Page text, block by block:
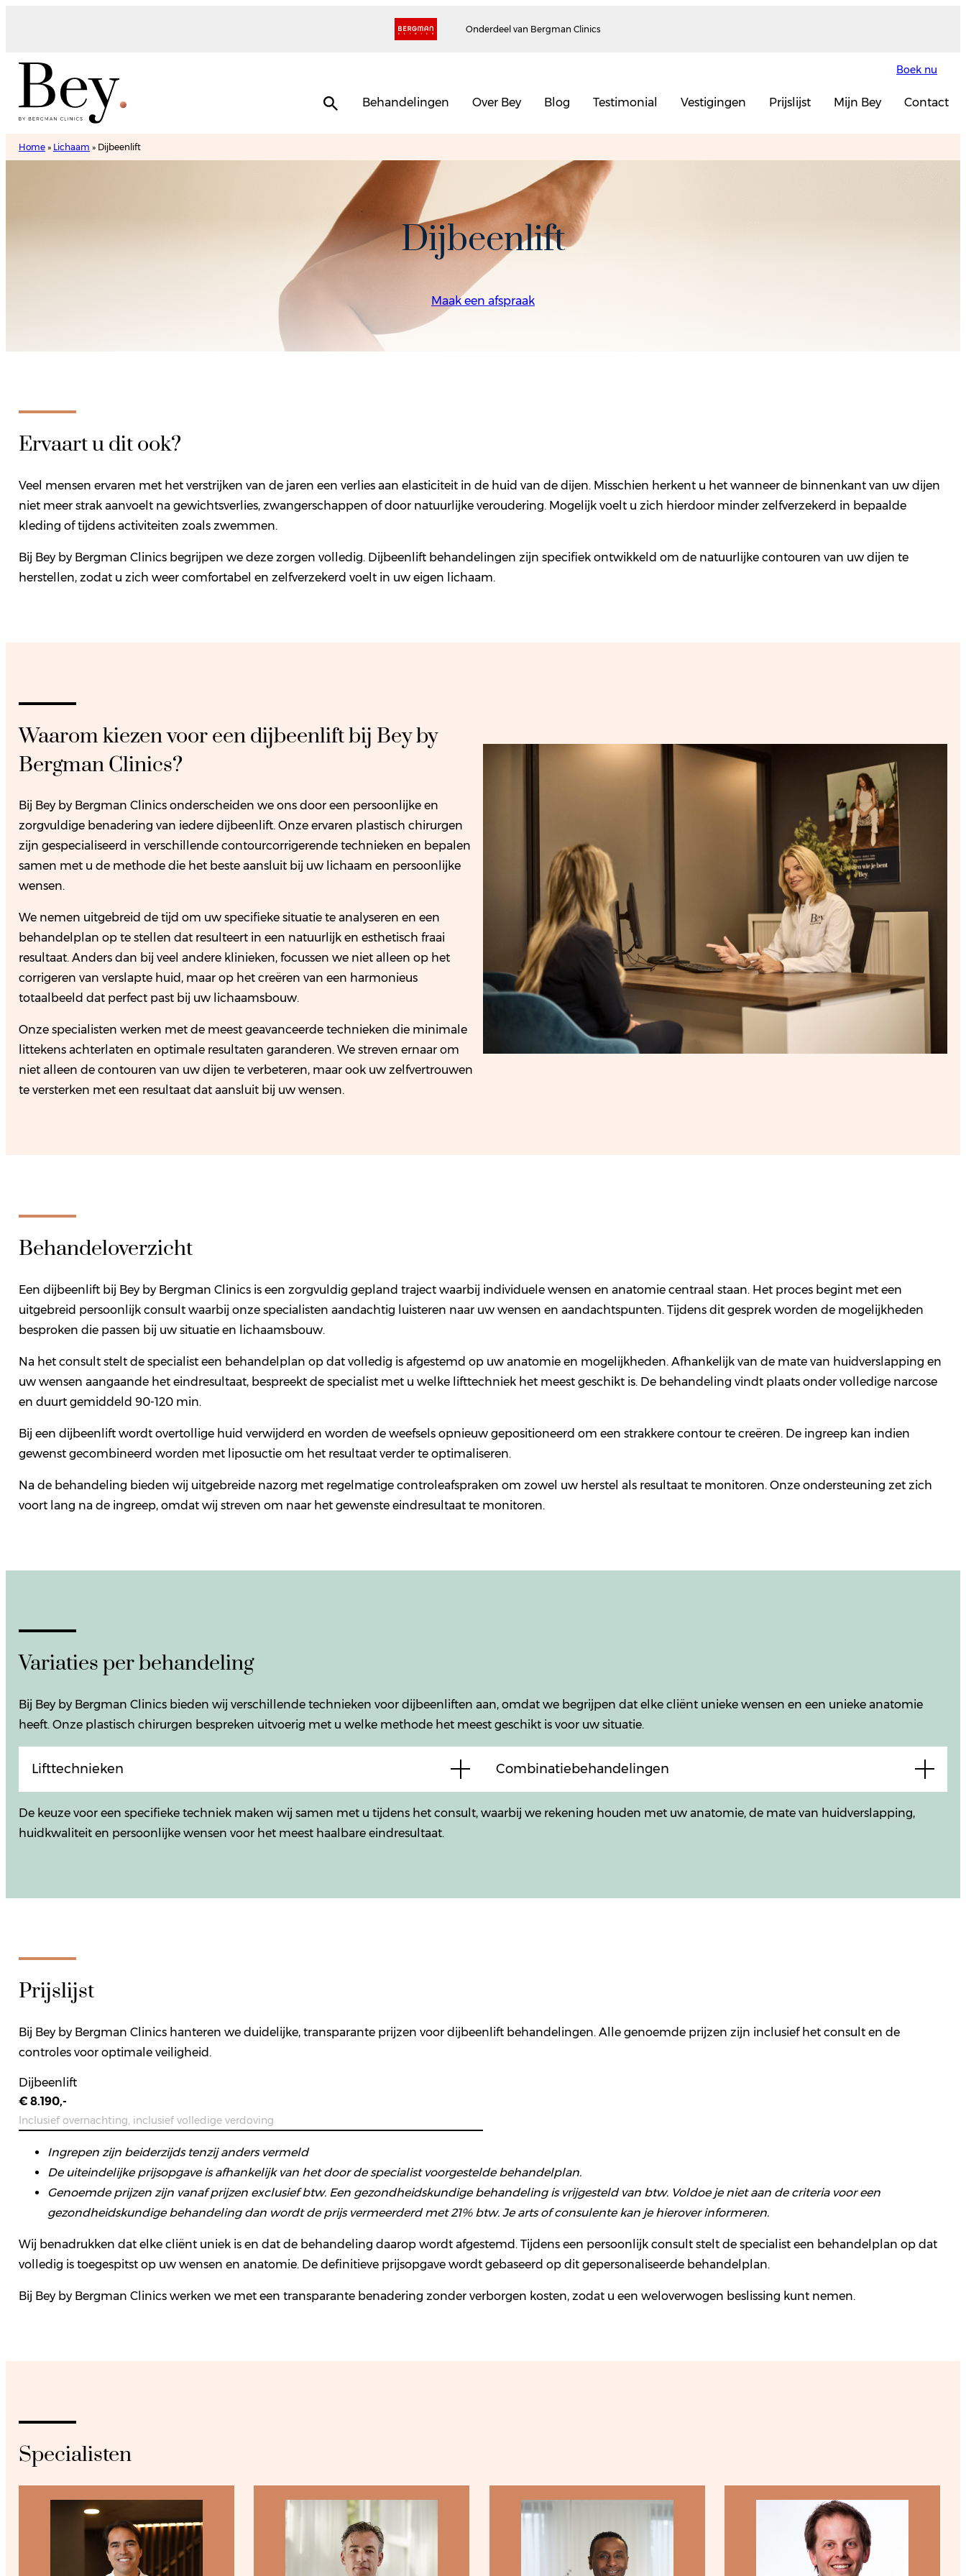
Onderdeel van Bergman Clinics
Boek nu
Behandelingen Over Bey Blog Testimonial Vestigingen Prijslijst Mijn Bey Contact
Home» Lichaam » Dijbeenlift
Dijbeenlift
Maak een afspraak
Ervaart u dit ook?
Veel mensen ervaren met het verstrijken van de jaren een verlies aan elasticiteit in de huid van de dijen. Misschien herkent u het wanneer de binnenkant van uw dijen
niet meer strak aanvoelt na gewichtsverlies, zwangerschappen of door natuurlijke veroudering. Mogelijk voelt u zich hierdoor minder zelfverzekerd in bepaalde
kleding of tijdens activiteiten zoals zwemmen.
Bij Bey by Bergman Clinics begrijpen we deze zorgen volledig. Dijbeenlift behandelingen zijn specifiek ontwikkeld om de natuurlijke contouren van uw dijen te
herstellen, zodat u zich weer comfortabel en zelfverzekerd voelt in uw eigen lichaam.
Waarom kiezen voor een dijbeenlift bij Bey by
Bergman Clinics?
Bij Bey by Bergman Clinics onderscheiden we ons door een persoonlijke en
zorgvuldige benadering van iedere dijbeenlift. Onze ervaren plastisch chirurgen
zijn gespecialiseerd in verschillende contourcorrigerende technieken en bepalen
samen met u de methode die het beste aansluit bij uw lichaam en persoonlijke
wensen.
We nemen uitgebreid de tijd om uw specifieke situatie te analyseren en een
behandelplan op te stellen dat resulteert in een natuurlijk en esthetisch fraai
resultaat. Anders dan bij veel andere klinieken, focussen we niet alleen op het
corrigeren van verslapte huid, maar op het creëren van een harmonieus
totaalbeeld dat perfect past bij uw lichaamsbouw.
Onze specialisten werken met de meest geavanceerde technieken die minimale
littekens achterlaten en optimale resultaten garanderen. We streven ernaar om
niet alleen de contouren van uw dijen te verbeteren, maar ook uw zelfvertrouwen
te versterken met een resultaat dat aansluit bij uw wensen.
Behandeloverzicht
Een dijbeenlift bij Bey by Bergman Clinics is een zorgvuldig gepland traject waarbij individuele wensen en anatomie centraal staan. Het proces begint met een
uitgebreid persoonlijk consult waarbij onze specialisten aandachtig luisteren naar uw wensen en aandachtspunten. Tijdens dit gesprek worden de mogelijkheden
besproken die passen bij uw situatie en lichaamsbouw.
Na het consult stelt de specialist een behandelplan op dat volledig is afgestemd op uw anatomie en mogelijkheden. Afhankelijk van de mate van huidverslapping en
uw wensen aangaande het eindresultaat, bespreekt de specialist met u welke lifttechniek het meest geschikt is. De behandeling vindt plaats onder volledige narcose
en duurt gemiddeld 90-120 min.
Bij een dijbeenlift wordt overtollige huid verwijderd en worden de weefsels opnieuw gepositioneerd om een strakkere contour te creëren. De ingreep kan indien
gewenst gecombineerd worden met liposuctie om het resultaat verder te optimaliseren.
Na de behandeling bieden wij uitgebreide nazorg met regelmatige controleafspraken om zowel uw herstel als resultaat te monitoren. Onze ondersteuning zet zich
voort lang na de ingreep, omdat wij streven om naar het gewenste eindresultaat te monitoren.
Variaties per behandeling
Bij Bey by Bergman Clinics bieden wij verschillende technieken voor dijbeenliften aan, omdat we begrijpen dat elke cliënt unieke wensen en een unieke anatomie
heeft. Onze plastisch chirurgen bespreken uitvoerig met u welke methode het meest geschikt is voor uw situatie.
Lifttechnieken Combinatiebehandelingen
De keuze voor een specifieke techniek maken wij samen met u tijdens het consult, waarbij we rekening houden met uw anatomie, de mate van huidverslapping,
huidkwaliteit en persoonlijke wensen voor het meest haalbare eindresultaat.
Prijslijst
Bij Bey by Bergman Clinics hanteren we duidelijke, transparante prijzen voor dijbeenlift behandelingen. Alle genoemde prijzen zijn inclusief het consult en de
controles voor optimale veiligheid.
Dijbeenlift
€ 8.190,-
Inclusief overnachting, inclusief volledige verdoving
Ingrepen zijn beiderzijds tenzij anders vermeld
De uiteindelijke prijsopgave is afhankelijk van het door de specialist voorgestelde behandelplan.
Genoemde prijzen zijn vanaf prijzen exclusief btw. Een gezondheidskundige behandeling is vrijgesteld van btw. Voldoe je niet aan de criteria voor een
gezondheidskundige behandeling dan wordt de prijs vermeerderd met 21% btw. Je arts of consulente kan je hierover informeren.
Wij benadrukken dat elke cliënt uniek is en dat de behandeling daarop wordt afgestemd. Tijdens een persoonlijk consult stelt de specialist een behandelplan op dat
volledig is toegespitst op uw wensen en anatomie. De definitieve prijsopgave wordt gebaseerd op dit gepersonaliseerde behandelplan.
Bij Bey by Bergman Clinics werken we met een transparante benadering zonder verborgen kosten, zodat u een weloverwogen beslissing kunt nemen.
Specialisten